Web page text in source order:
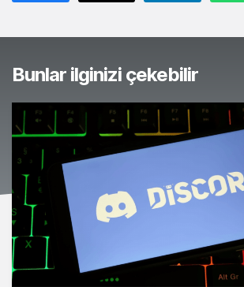
Bunlar ilginizi çekebilir